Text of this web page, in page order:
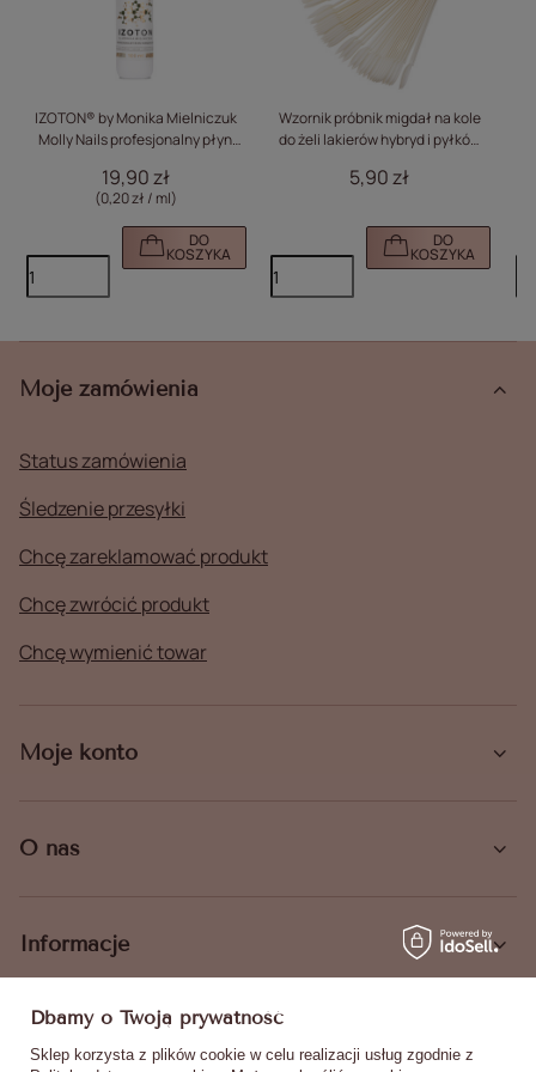
IZOTON® by Monika Mielniczuk
Molly Nails profesjonalny płyn
adhezja manicure inhibicja
acrylo-gel 100ml
19,90 zł
(0,20 zł / ml)
DO
KOSZYKA
Wzornik próbnik migdał na kole
do żeli lakierów hybryd i pyłków
5,90 zł
DO
KOSZYKA
Moje zamówienia
Status zamówienia
Śledzenie przesyłki
Chcę zareklamować produkt
Chcę zwrócić produkt
Chcę wymienić towar
Moje konto
O nas
Informacje
Dbamy o Twoją prywatność
Sklep korzysta z plików cookie w celu realizacji usług zgodnie z